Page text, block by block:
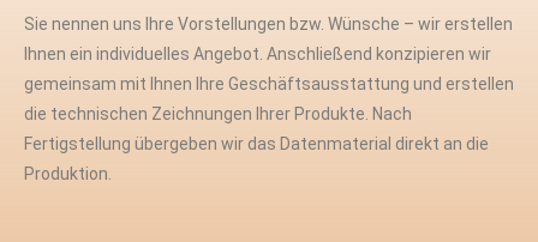
Sie nennen uns Ihre Vorstellungen bzw. Wünsche – wir erstellen
Ihnen ein individuelles Angebot. Anschließend konzipieren wir
gemeinsam mit Ihnen Ihre Geschäftsausstattung und erstellen
die technischen Zeichnungen Ihrer Produkte. Nach
Fertigstellung übergeben wir das Datenmaterial direkt an die
Produktion.